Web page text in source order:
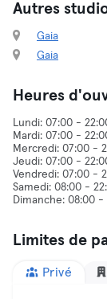
Autres
Gaia
Gaia
Heures
Lundi: 07:00 -
Mardi: 07:00 -
Mercredi: 07:00 -
Jeudi: 07:00 -
Vendredi: 07:00 -
Samedi: 08:00 -
Limites de
Privé